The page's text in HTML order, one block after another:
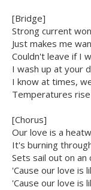
[Bridge]
Strong current
Just makes me
Couldn't leave if I
I wash up at your
I know at times,
Temperatures
[Chorus]
Our love is a
It's burning
Sets sail out on an
'Cause our love is
'Cause our love is